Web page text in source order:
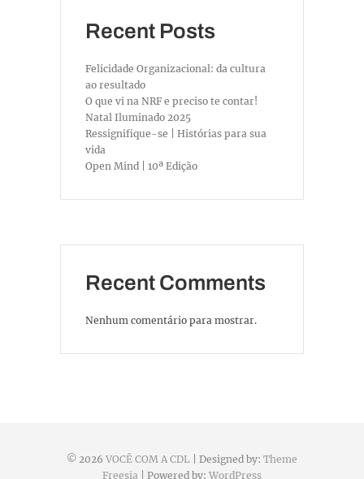
Recent Posts
Felicidade Organizacional: da cultura
ao resultado
O que vi na NRF e preciso te contar!
Natal Iluminado 2025
Ressignifique-se | Histórias para sua
vida
Open Mind | 10ª Edição
Recent Comments
Nenhum comentário para mostrar.
© 2026 VOCÊ COM A CDL | Designed by: Theme
Freesia | Powered by: WordPress